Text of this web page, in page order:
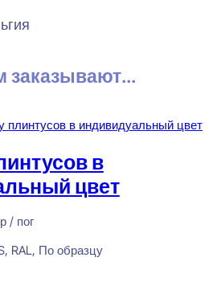
заказывают...
в
цвет
/ пог
RAL, По образцу